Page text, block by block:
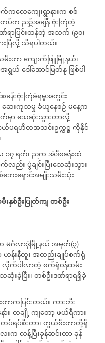
က်ကလေကျေးရွာနားက စစ်
တပ်က ညဉ့်အချိန် ဗုံးကြဲတဲ့
ာပြင်းထန်တဲ့ အသက် (၉၀)
းပြီလို့ သိရပါတယ်။
းဟာ ကျောက်ဖြူမြို့နယ်၊
ယ် ဒေါ်အောင်မြတ်နု ဖြစ်ပါ
ခန်းဗုံးကြဲခံရမှုအတွင်း
ဆေးကုသမှု ခံယူနေစဉ် မနေ့က
က်မှာ သေဆုံးသွားတာလို့
ယ်ပရဟိတအသင်းဥက္ကဋ္ဌ ကိုနိုင်
၁၇ ရက်၊ ညက အဲဒီစခန်းထဲ
လည်း ပွဲချင်းပြီးသေဆုံးသွား
ရှောင်အမျိုးသမီးသုံး
းနှစ်ဦးပြုတ်ကျ တစ်ဦး
က မင်္ဂလာဒုံမြို့နယ် အမှတ်(၃)
န်းနီတူး အထည်းချုပ်စက်ရုံ
လိုက်ပါလာတဲ့ စက်ရုံဝန်ထမ်း
းခဲ့ပြီး၊ တစ်ဦးဒဏ်ရာရရှိခဲ့
ာကပြင်းတယ်။ ကားဘီး
ာ်။ တချို့ ကျတော့ ဖယ်ရီကား
ပ်ရပ်စီးတာ၊ တွယ်စီးတာတို့ရှိ
းက လန့်ပြီးခုန်ဆင်းတာ ခုန်